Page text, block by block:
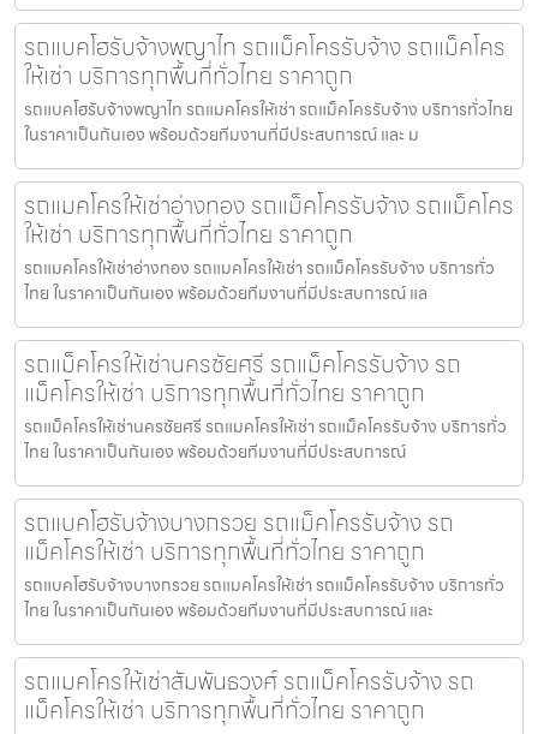
รถแบคโฮรับจ้างพญาไท รถแม็คโครรับจ้าง รถแม็คโคร
ให้เช่า บริการทุกพื้นที่ทั่วไทย ราคาถูก
รถแบคโฮรับจ้างพญาไท รถแมคโครให้เช่า รถแม็คโครรับจ้าง บริการทั่วไทย
ในราคาเป็นกันเอง พร้อมด้วยทีมงานที่มีประสบการณ์ และ ม
รถแมคโครให้เช่าอ่างทอง รถแม็คโครรับจ้าง รถแม็คโคร
ให้เช่า บริการทุกพื้นที่ทั่วไทย ราคาถูก
รถแมคโครให้เช่าอ่างทอง รถแมคโครให้เช่า รถแม็คโครรับจ้าง บริการทั่ว
ไทย ในราคาเป็นกันเอง พร้อมด้วยทีมงานที่มีประสบการณ์ แล
รถแม็คโครให้เช่านครชัยศรี รถแม็คโครรับจ้าง รถ
แม็คโครให้เช่า บริการทุกพื้นที่ทั่วไทย ราคาถูก
รถแม็คโครให้เช่านครชัยศรี รถแมคโครให้เช่า รถแม็คโครรับจ้าง บริการทั่ว
ไทย ในราคาเป็นกันเอง พร้อมด้วยทีมงานที่มีประสบการณ์
รถแบคโฮรับจ้างบางกรวย รถแม็คโครรับจ้าง รถ
แม็คโครให้เช่า บริการทุกพื้นที่ทั่วไทย ราคาถูก
รถแบคโฮรับจ้างบางกรวย รถแมคโครให้เช่า รถแม็คโครรับจ้าง บริการทั่ว
ไทย ในราคาเป็นกันเอง พร้อมด้วยทีมงานที่มีประสบการณ์ และ
รถแมคโครให้เช่าสัมพันธวงศ์ รถแม็คโครรับจ้าง รถ
แม็คโครให้เช่า บริการทุกพื้นที่ทั่วไทย ราคาถูก